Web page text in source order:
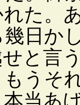
た。
日か
と言
うそ
当あ